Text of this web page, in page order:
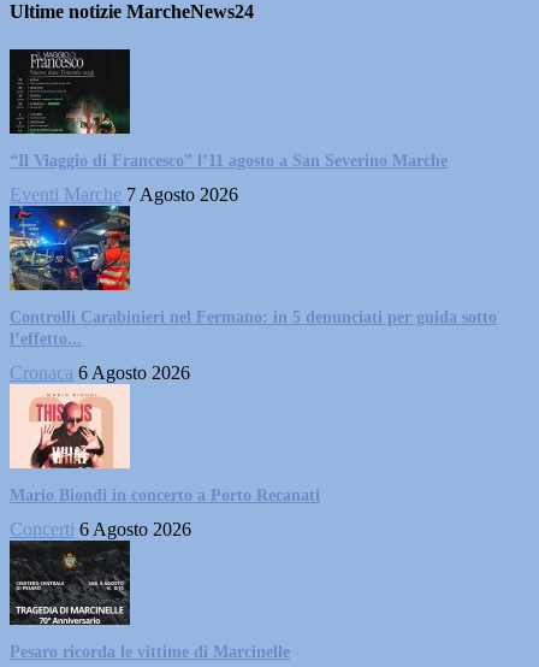
Ultime notizie MarcheNews24
“Il Viaggio di Francesco” l’11 agosto a San Severino Marche
Eventi Marche 7 Agosto 2026
Controlli Carabinieri nel Fermano: in 5 denunciati per guida sotto
l’effetto...
Cronaca 6 Agosto 2026
Mario Biondi in concerto a Porto Recanati
Concerti 6 Agosto 2026
Pesaro ricorda le vittime di Marcinelle